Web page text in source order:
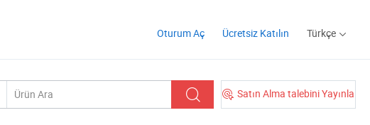
Oturum Aç Ücretsiz Katılın Türkçe
Satın Alma talebini Yayınla